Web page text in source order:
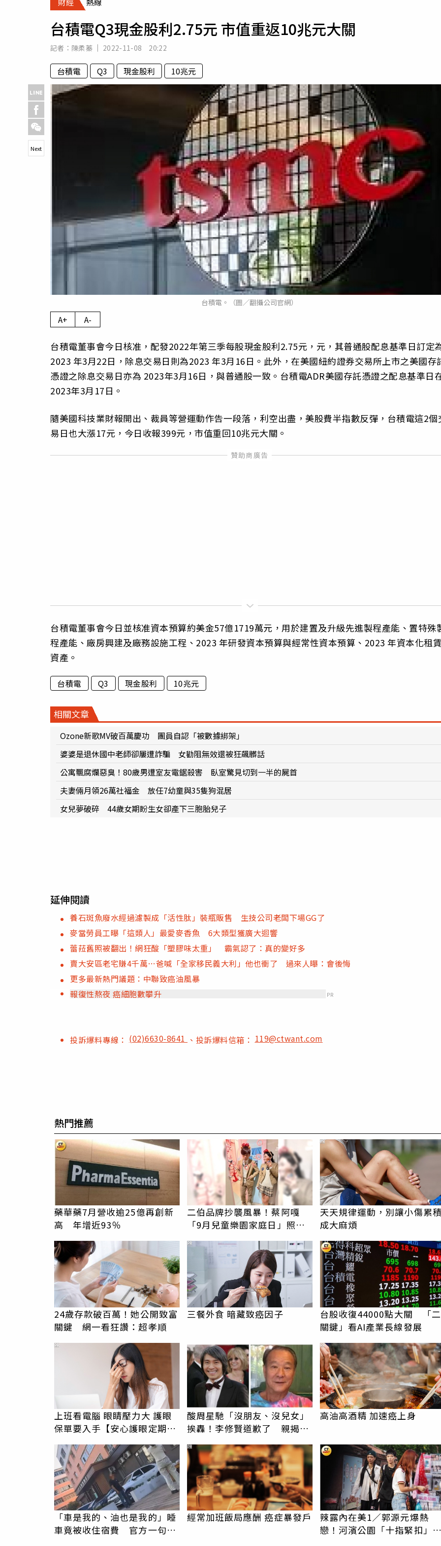
專欄
房產新勢力
運勢
台積電Q3現金股利2.75元 市值重返10兆元大關
記者： 陳柔蓁 2022-11-08 20:22
台積電 Q3 現金股利 10兆元
台積電。（圖／翻攝公司官網）
Next
A+ A-
台積電董事會今日核准，配發2022年第三季每股現金股利2.75元，元，其普通股配息基準日訂定
2023 年3月22日，除息交易日則為2023 年3月16日。此外，在美國紐約證券交易所上市之美國存
憑證之除息交易日亦為 2023年3月16日，與普通股一致。台積電ADR美國存託憑證之配息基準日
2023年3月17日。
隨美國科技業財報開出、裁員等營運動作告一段落，利空出盡，美股費半指數反彈，台積電這2個
易日也大漲17元，今日收報399元，市值重回10兆元大關。
台積電董事會今日並核准資本預算約美金57億1719萬元，用於建置及升級先進製程產能、置特殊
程產能、廠房興建及廠務設施工程、2023 年研發資本預算與經常性資本預算、2023 年資本化租
資產。
台積電 Q3 現金股利 10兆元
相關文章
Ozone新歌MV破百萬慶功 團員自認「被數據綁架」
婆婆是退休國中老師卻屢遭詐騙 女勸阻無效還被狂飆髒話
公寓飄腐爛惡臭！80歲男遭室友電鋸殺害 臥室驚見切到一半的屍首
夫妻倆月領26萬社福金 放任7幼童與35隻狗混居
女兒夢破碎 44歲女期盼生女卻產下三胞胎兒子
延伸閱讀
養石斑魚廢水經過濾製成「活性肽」裝瓶販售 生技公司老闆下場GG了
麥當勞員工曝「這類人」最愛麥香魚 6大類型獲廣大迴響
蕾菈舊照被翻出！網狂酸「塑膠味太重」 霸氣認了：真的變好多
賣大安區老宅賺4千萬…爸喊「全家移民義大利」他也衝了 過來人曝：會後悔
更多最新熱門議題：中聯致癌油風暴
報復性熬夜 癌細胞數攀升
PR
投訴爆料專線： (02)6630-8641 、投訴爆料信箱：119@ctwant.com
熱門推薦
藥華藥7月營收逾25億再創新
高 年增近93％
二伯品牌抄襲風暴！蔡阿嘎
「9月兒童樂園家庭日」照辦
嗎？北捷鬆口了
天天規律運動，別讓小傷累
成大麻煩
PR
24歲存款破百萬！她公開致富
關鍵 網一看狂讚：超孝順
三餐外食 暗藏致癌因子
PR
台股收復44000點大關 「二
關鍵」看AI產業長線發展
上班看電腦 眼睛壓力大 護眼
保單要入手【安心護眼定期眼
PR
酸周星馳「沒朋友、沒兒女」
挨轟！李修賢道歉了 親揭30
高油高酒精 加速癌上身
PR
「車是我的、油也是我的」睡
車竟被收住宿費 官方一句話
經常加班飯局應酬 癌症暴發戶
PR
辣露內在美1／郭源元爆熱
戀！河濱公園「十指緊扣」